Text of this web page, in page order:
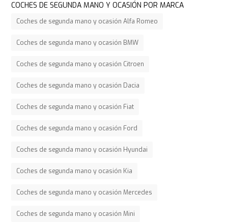
COCHES DE SEGUNDA MANO Y OCASIÓN POR MARCA
Coches de segunda mano y ocasión Alfa Romeo
Coches de segunda mano y ocasión BMW
Coches de segunda mano y ocasión Citroen
Coches de segunda mano y ocasión Dacia
Coches de segunda mano y ocasión Fiat
Coches de segunda mano y ocasión Ford
Coches de segunda mano y ocasión Hyundai
Coches de segunda mano y ocasión Kia
Coches de segunda mano y ocasión Mercedes
Coches de segunda mano y ocasión Mini